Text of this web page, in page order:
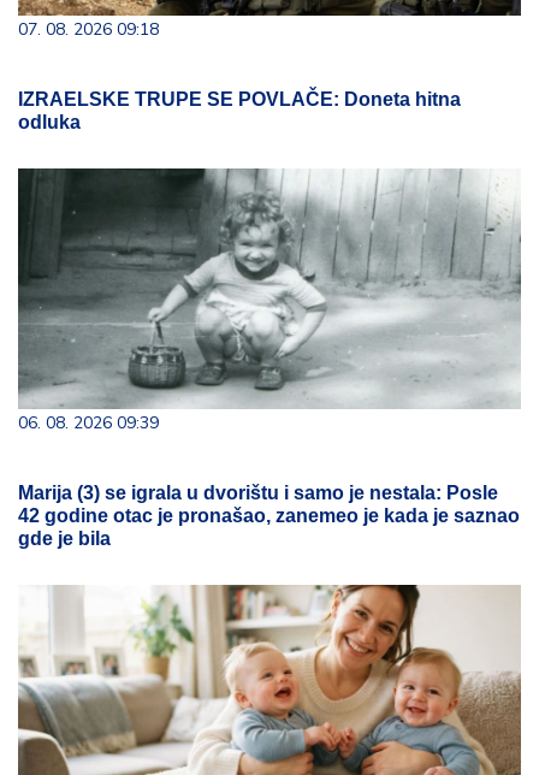
07. 08. 2026 09:18
IZRAELSKE TRUPE SE POVLAČE: Doneta hitna
odluka
06. 08. 2026 09:39
Marija (3) se igrala u dvorištu i samo je nestala: Posle
42 godine otac je pronašao, zanemeo je kada je saznao
gde je bila